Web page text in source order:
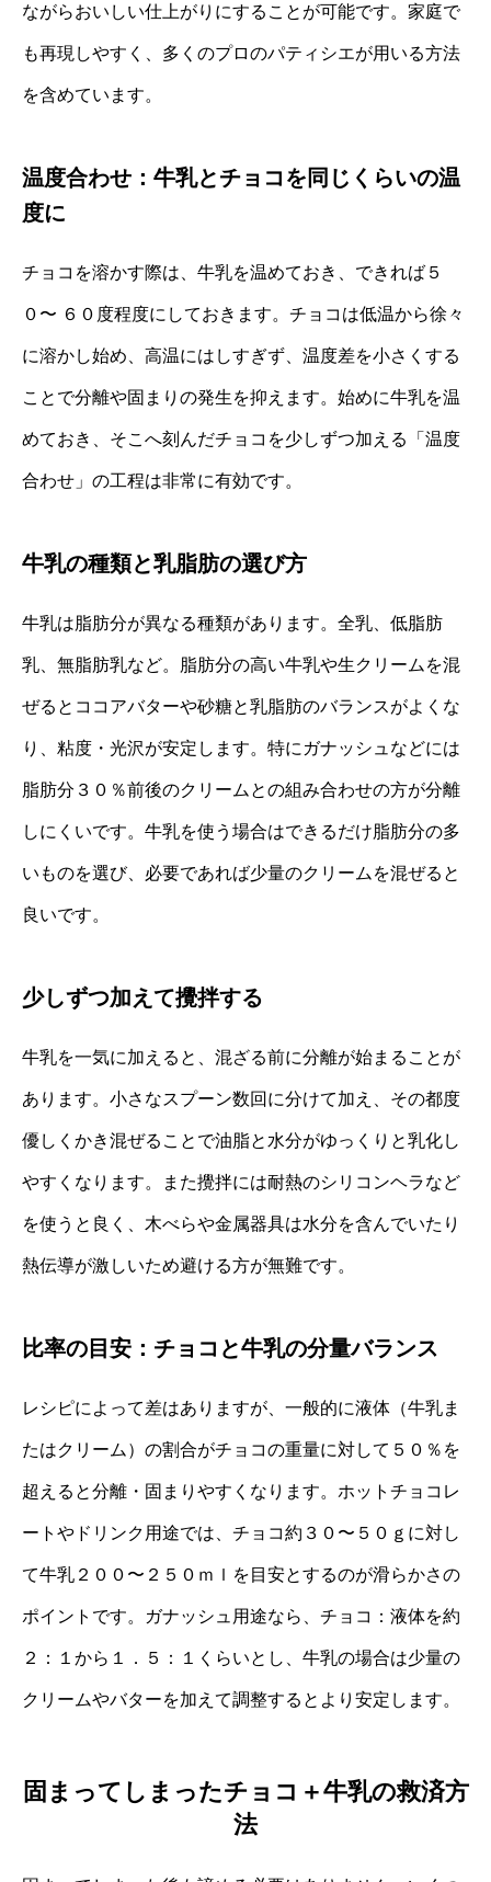
ながらおいしい仕上がりにすることが可能です。家庭で
も再現しやすく、多くのプロのパティシエが用いる方法
を含めています。
温度合わせ：牛乳とチョコを同じくらいの温
度に
チョコを溶かす際は、牛乳を温めておき、できれば５
０〜 ６０度程度にしておきます。チョコは低温から徐々
に溶かし始め、高温にはしすぎず、温度差を小さくする
ことで分離や固まりの発生を抑えます。始めに牛乳を温
めておき、そこへ刻んだチョコを少しずつ加える「温度
合わせ」の工程は非常に有効です。
牛乳の種類と乳脂肪の選び方
牛乳は脂肪分が異なる種類があります。全乳、低脂肪
乳、無脂肪乳など。脂肪分の高い牛乳や生クリームを混
ぜるとココアバターや砂糖と乳脂肪のバランスがよくな
り、粘度・光沢が安定します。特にガナッシュなどには
脂肪分３０％前後のクリームとの組み合わせの方が分離
しにくいです。牛乳を使う場合はできるだけ脂肪分の多
いものを選び、必要であれば少量のクリームを混ぜると
良いです。
少しずつ加えて攪拌する
牛乳を一気に加えると、混ざる前に分離が始まることが
あります。小さなスプーン数回に分けて加え、その都度
優しくかき混ぜることで油脂と水分がゆっくりと乳化し
やすくなります。また攪拌には耐熱のシリコンヘラなど
を使うと良く、木べらや金属器具は水分を含んでいたり
熱伝導が激しいため避ける方が無難です。
比率の目安：チョコと牛乳の分量バランス
レシピによって差はありますが、一般的に液体（牛乳ま
たはクリーム）の割合がチョコの重量に対して５０％を
超えると分離・固まりやすくなります。ホットチョコレ
ートやドリンク用途では、チョコ約３０〜５０ｇに対し
て牛乳２００〜２５０ｍｌを目安とするのが滑らかさの
ポイントです。ガナッシュ用途なら、チョコ：液体を約
２：１から１．５：１くらいとし、牛乳の場合は少量の
クリームやバターを加えて調整するとより安定します。
固まってしまったチョコ＋牛乳の救済方
法